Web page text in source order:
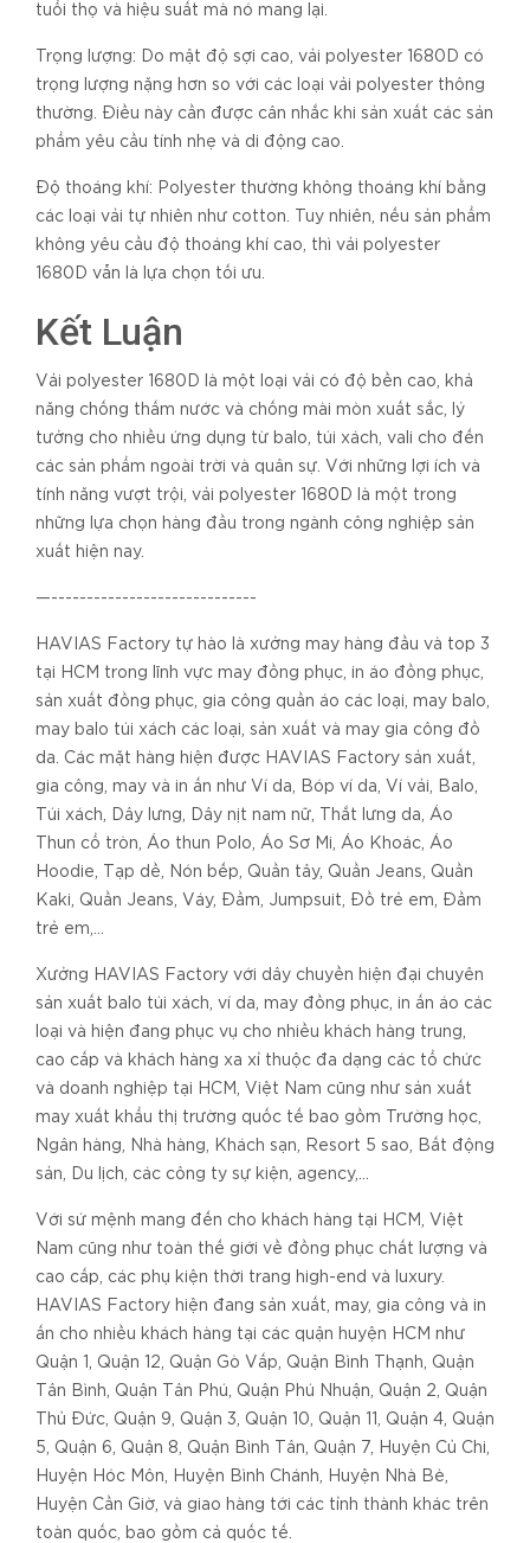
tuổi thọ và hiệu suất mà nó mang lại.
Trọng lượng: Do mật độ sợi cao, vải polyester 1680D có
trọng lượng nặng hơn so với các loại vải polyester thông
thường. Điều này cần được cân nhắc khi sản xuất các sản
phẩm yêu cầu tính nhẹ và di động cao.
Độ thoáng khí: Polyester thường không thoáng khí bằng
các loại vải tự nhiên như cotton. Tuy nhiên, nếu sản phẩm
không yêu cầu độ thoáng khí cao, thì vải polyester
1680D vẫn là lựa chọn tối ưu.
Kết Luận
Vải polyester 1680D là một loại vải có độ bền cao, khả
năng chống thấm nước và chống mài mòn xuất sắc, lý
tưởng cho nhiều ứng dụng từ balo, túi xách, vali cho đến
các sản phẩm ngoài trời và quân sự. Với những lợi ích và
tính năng vượt trội, vải polyester 1680D là một trong
những lựa chọn hàng đầu trong ngành công nghiệp sản
xuất hiện nay.
—-----------------------------
HAVIAS Factory tự hào là xưởng may hàng đầu và top 3
tại HCM trong lĩnh vực may đồng phục, in áo đồng phục,
sản xuất đồng phục, gia công quần áo các loại, may balo,
may balo túi xách các loại, sản xuất và may gia công đồ
da. Các mặt hàng hiện được HAVIAS Factory sản xuất,
gia công, may và in ấn như Ví da, Bóp ví da, Ví vải, Balo,
Túi xách, Dây lưng, Dây nịt nam nữ, Thắt lưng da, Áo
Thun cổ tròn, Áo thun Polo, Áo Sơ Mi, Áo Khoác, Áo
Hoodie, Tạp dề, Nón bếp, Quần tây, Quần Jeans, Quần
Kaki, Quần Jeans, Váy, Đầm, Jumpsuit, Đồ trẻ em, Đầm
trẻ em,...
Xưởng HAVIAS Factory với dây chuyền hiện đại chuyên
sản xuất balo túi xách, ví da, may đồng phục, in ấn áo các
loại và hiện đang phục vụ cho nhiều khách hàng trung,
cao cấp và khách hàng xa xỉ thuộc đa dạng các tổ chức
và doanh nghiệp tại HCM, Việt Nam cũng như sản xuất
may xuất khẩu thị trường quốc tế bao gồm Trường học,
Ngân hàng, Nhà hàng, Khách sạn, Resort 5 sao, Bất động
sản, Du lịch, các công ty sự kiện, agency,...
Với sứ mệnh mang đến cho khách hàng tại HCM, Việt
Nam cũng như toàn thế giới về đồng phục chất lượng và
cao cấp, các phụ kiện thời trang high-end và luxury.
HAVIAS Factory hiện đang sản xuất, may, gia công và in
ấn cho nhiều khách hàng tại các quận huyện HCM như
Quận 1, Quận 12, Quận Gò Vấp, Quận Bình Thạnh, Quận
Tân Bình, Quận Tân Phú, Quận Phú Nhuận, Quận 2, Quận
Thủ Đức, Quận 9, Quận 3, Quận 10, Quận 11, Quận 4, Quận
5, Quận 6, Quận 8, Quận Bình Tân, Quận 7, Huyện Củ Chi,
Huyện Hóc Môn, Huyện Bình Chánh, Huyện Nhà Bè,
Huyện Cần Giờ, và giao hàng tới các tỉnh thành khác trên
toàn quốc, bao gồm cả quốc tế.